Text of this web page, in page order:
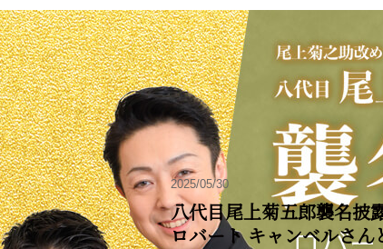
2025/05/30
八代目尾上菊五郎襲名披
ロバート キャンベルさ